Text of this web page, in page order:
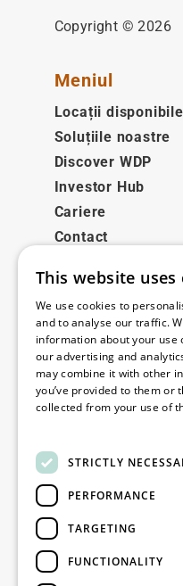
Copyright © 2026
Meniul
Locații disponibile
Soluțiile noastre
Discover WDP
Investor Hub
Cariere
Contact
Legale
Disclaimer
Privacy policy
Cookie policy
Contact
Fii la curent
Rămâneți la curent:
newsletterele
This website uses
We use cookies to
and to analyse our traffic.
information about your use
our advertising and
may combine it with other
you’ve provided to them or
collected from your use of
STRICTLY
PERFORMANCE
TARGETING
FUNCTIONALITY